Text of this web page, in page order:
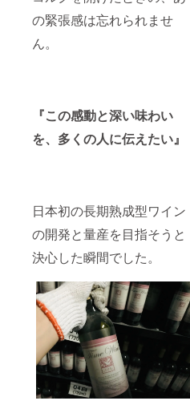
の緊張感は忘れられませ
ん。
『この感動と深い味わい
を、多くの人に伝えたい』
日本初の長期熟成型ワイン
の開発と量産を目指そうと
決心した瞬間でした。